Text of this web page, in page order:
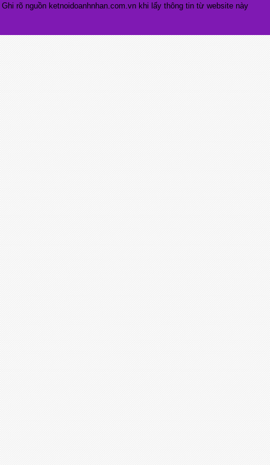
Ghi rõ nguồn ketnoidoanhnhan.com.vn khi lấy thông tin từ website này